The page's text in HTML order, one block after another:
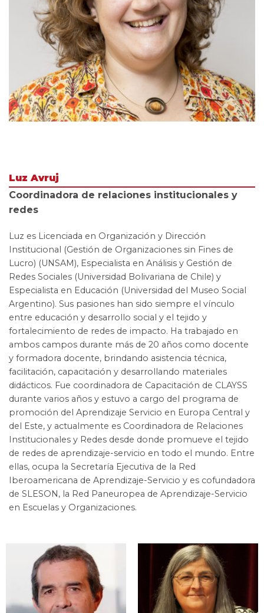
Luz Avruj
Coordinadora de relaciones institucionales y
redes
Luz es Licenciada en Organización y Dirección
Institucional (Gestión de Organizaciones sin Fines de
Lucro) (UNSAM), Especialista en Análisis y Gestión de
Redes Sociales (Universidad Bolivariana de Chile) y
Especialista en Educación (Universidad del Museo Social
Argentino). Sus pasiones han sido siempre el vínculo
entre educación y desarrollo social y el tejido y
fortalecimiento de redes de impacto. Ha trabajado en
ambos campos durante más de 20 años como docente
y formadora docente, brindando asistencia técnica,
facilitación, capacitación y desarrollando materiales
didácticos. Fue coordinadora de Capacitación de CLAYSS
durante varios años y estuvo a cargo del programa de
promoción del Aprendizaje Servicio en Europa Central y
del Este, y actualmente es Coordinadora de Relaciones
Institucionales y Redes desde donde promueve el tejido
de redes de aprendizaje-servicio en todo el mundo. Entre
ellas, ocupa la Secretaría Ejecutiva de la Red
Iberoamericana de Aprendizaje-Servicio y es cofundadora
de SLESON, la Red Paneuropea de Aprendizaje-Servicio
en Escuelas y Organizaciones.